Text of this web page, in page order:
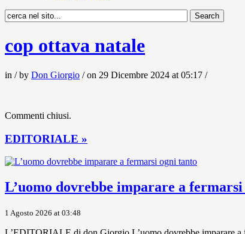
cop ottava natale
in / by Don Giorgio / on 29 Dicembre 2024 at 05:17 /
Commenti chiusi.
EDITORIALE »
L’uomo dovrebbe imparare a
1 Agosto 2026 at 03:48